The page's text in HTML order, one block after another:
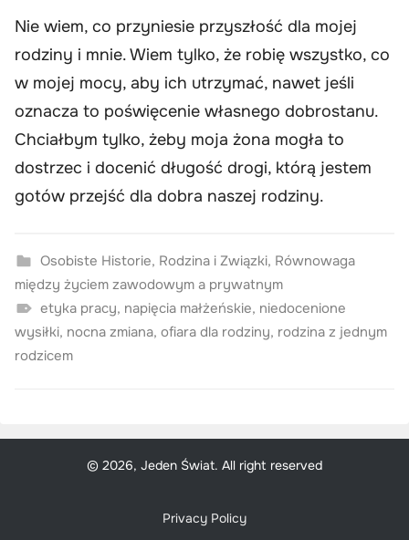
Nie wiem, co przyniesie przyszłość dla mojej
rodziny i mnie. Wiem tylko, że robię wszystko, co
w mojej mocy, aby ich utrzymać, nawet jeśli
oznacza to poświęcenie własnego dobrostanu.
Chciałbym tylko, żeby moja żona mogła to
dostrzec i docenić długość drogi, którą jestem
gotów przejść dla dobra naszej rodziny.
Osobiste Historie, Rodzina i Związki, Równowaga
między życiem zawodowym a prywatnym
etyka pracy, napięcia małżeńskie, niedocenione
wysiłki, nocna zmiana, ofiara dla rodziny, rodzina z jednym
rodzicem
© 2026, Jeden Świat. All right reserved
Privacy Policy